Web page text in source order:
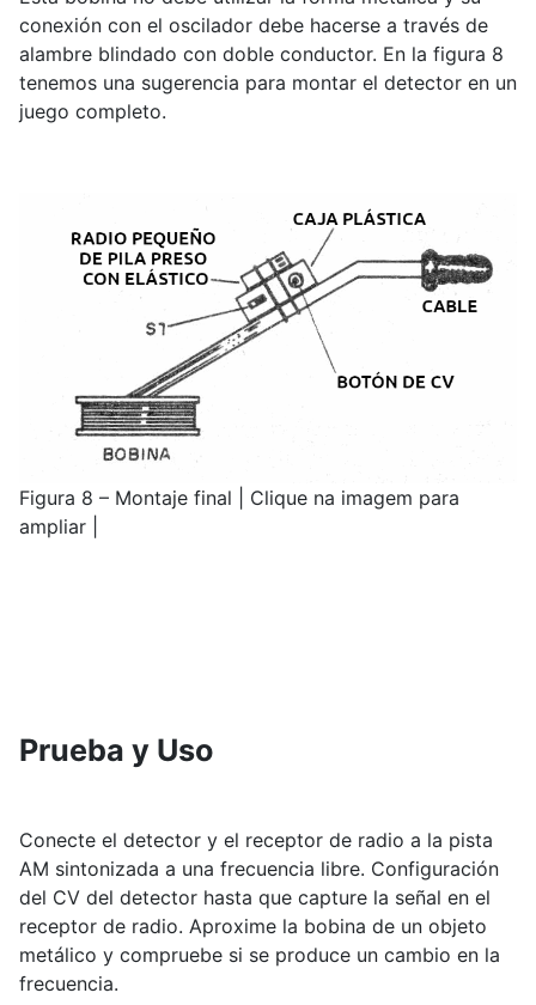
conexión con el oscilador debe hacerse a través de
alambre blindado con doble conductor. En la figura 8
tenemos una sugerencia para montar el detector en un
juego completo.
Figura 8 – Montaje final | Clique na imagem para
ampliar |
Prueba y Uso
Conecte el detector y el receptor de radio a la pista
AM sintonizada a una frecuencia libre. Configuración
del CV del detector hasta que capture la señal en el
receptor de radio. Aproxime la bobina de un objeto
metálico y compruebe si se produce un cambio en la
frecuencia.